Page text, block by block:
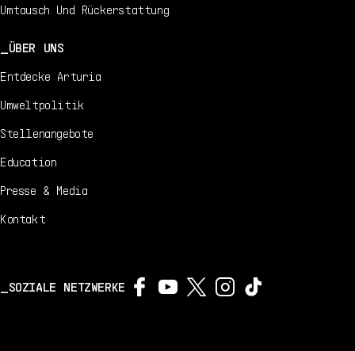
Umtausch Und Rückerstattung
ÜBER UNS
Entdecke Arturia
Umweltpolitik
Stellenangebote
Education
Presse & Media
Kontakt
SOZIALE NETZWERKE